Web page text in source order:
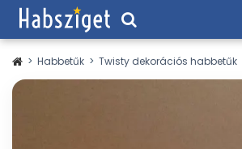
> Habbetűk > Twisty dekorációs habbetűk